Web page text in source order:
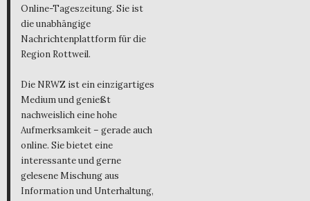
Online-Tageszeitung. Sie ist
die unabhängige
Nachrichtenplattform für die
Region Rottweil.
Die NRWZ ist ein einzigartiges
Medium und genießt
nachweislich eine hohe
Aufmerksamkeit – gerade auch
online. Sie bietet eine
interessante und gerne
gelesene Mischung aus
Information und Unterhaltung,